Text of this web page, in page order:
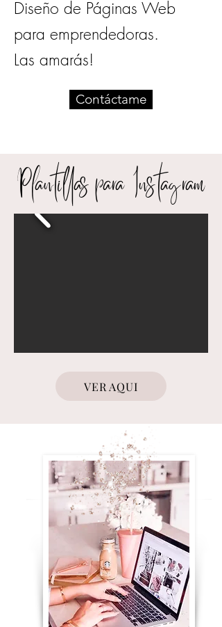
Diseño de Páginas Web
para emprendedoras.
Las amarás!
Contáctame
Plantillas para Instagram
VER AQUI